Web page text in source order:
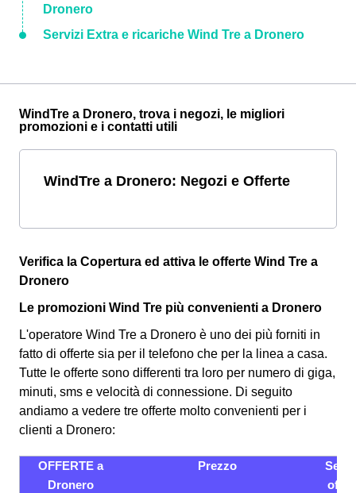
Dronero
Servizi Extra e ricariche Wind Tre a Dronero
WindTre a Dronero, trova i negozi, le migliori
promozioni e i contatti utili
WindTre a Dronero: Negozi e Offerte
Verifica la Copertura ed attiva le offerte Wind Tre a
Dronero
Le promozioni Wind Tre più convenienti a Dronero
L'operatore Wind Tre a Dronero è uno dei più forniti in
fatto di offerte sia per il telefono che per la linea a casa.
Tutte le offerte sono differenti tra loro per numero di giga,
minuti, sms e velocità di connessione. Di seguito
andiamo a vedere tre offerte molto convenienti per i
clienti a Dronero:
OFFERTE a
Dronero
Prezzo